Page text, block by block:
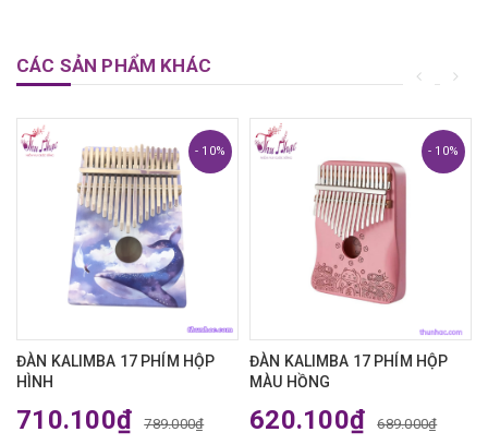
CÁC SẢN PHẨM KHÁC
- 10%
ĐÀN KALIMBA 17 PHÍM HỘP
HÌNH
710.100₫ 789.000₫
- 10%
ĐÀN KALIMBA 17 PHÍM HỘP
MÀU HỒNG
620.100₫ 689.000₫